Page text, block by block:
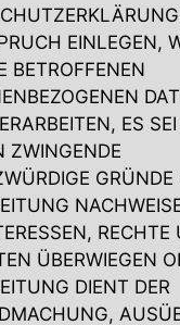
EINLEGEN,
BETROFFENEN
ES
ZWINGENDE
GRÜNDE
RECHTE
ÜBERWIEGEN
DIENT DER